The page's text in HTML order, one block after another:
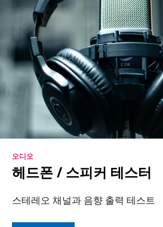
오디오
헤드폰 / 스피커 테스터
스테레오 채널과 음향 출력 테스트